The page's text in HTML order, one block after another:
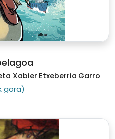
Xabier Etxeberria Garro
gora)